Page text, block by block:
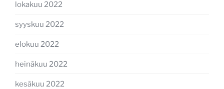
lokakuu 2022
syyskuu 2022
elokuu 2022
heinäkuu 2022
kesäkuu 2022